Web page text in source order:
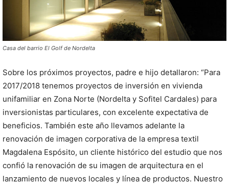
Casa del barrio El Golf de Nordelta
Sobre los próximos proyectos, padre e hijo detallaron: “Para
2017/2018 tenemos proyectos de inversión en vivienda
unifamiliar en Zona Norte (Nordelta y Sofitel Cardales) para
inversionistas particulares, con excelente expectativa de
beneficios. También este año llevamos adelante la
renovación de imagen corporativa de la empresa textil
Magdalena Espósito, un cliente histórico del estudio que nos
confió la renovación de su imagen de arquitectura en el
lanzamiento de nuevos locales y línea de productos. Nuestro